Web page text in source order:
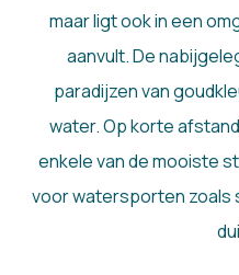
maar ligt ook in een
aanvult. De
paradijzen van
water. Op korte
enkele van de mooiste
voor watersporten zoals